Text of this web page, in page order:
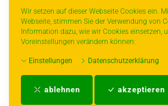
Wir setzen auf dieser Webseite Cookies ein.
Webseite, stimmen Sie der Verwendung von
Information dazu, wie wir Cookies einsetzen,
Voreinstellungen verändern können:
Einstellungen Datenschutzerklärung
ablehnen akzeptieren
- ----------------
* gilt für Lieferungen innerhalb Deutschlands,
entnehmen Sie bitte der Schaltfläche mit den
Impressum-AGB-Zahlungs- und